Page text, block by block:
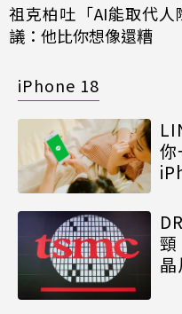
祖克柏吐「AI能取代
議：他比你想像還糟
iPhone 18
你